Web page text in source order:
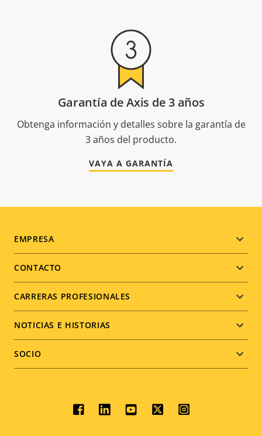
Garantía de Axis de 3 años
Obtenga información y detalles sobre la garantía de
3 años del producto.
VAYA A GARANTÍA
Footer
menu
EMPRESA
CONTACTO
CARRERAS PROFESIONALES
NOTICIAS E HISTORIAS
SOCIO
Social